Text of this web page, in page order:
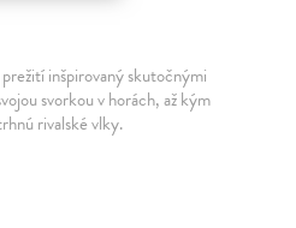
inšpirovaný skutočnými
svorkou v horách, až kým
rivalské vlky.